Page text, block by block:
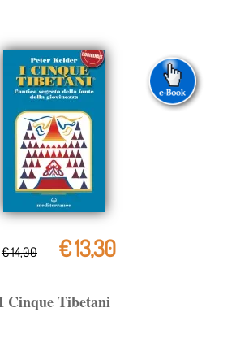
€ 14,00 € 13,30
Cinque Tibetani